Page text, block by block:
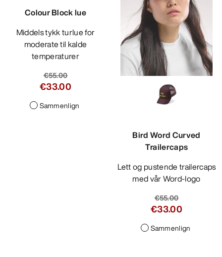
Colour Block lue
Middels tykk turlue for
moderate til kalde
temperaturer
€55.00
€33.00
Sammenlign
Bird Word Curved
Trailercaps
Lett og pustende trailercaps
med vår Word-logo
€55.00
€33.00
Sammenlign